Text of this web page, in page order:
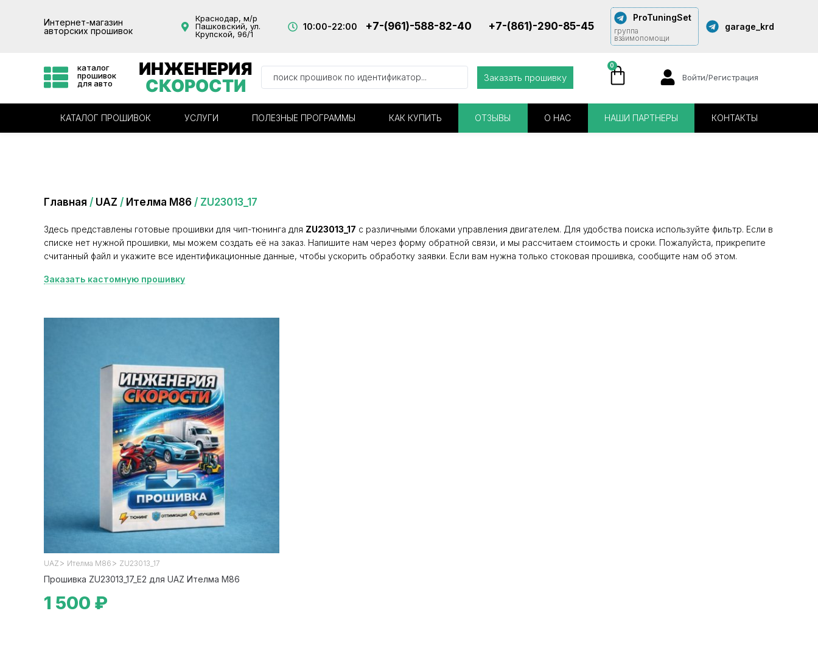
Интернет-магазин
авторских прошивок
Краснодар, м/р
Пашковский, ул.
Крупской, 96/1
10:00-22:00 +7-(961)-588-82-40 +7-(861)-290-85-45
ProTuningSet
группа
взаимопомощи
garage_krd
каталог
прошивок
для авто
ИНЖЕНЕРИЯ
СКОРОСТИ
Заказать прошивку
0
Войти/Регистрация
КАТАЛОГ ПРОШИВОК УСЛУГИ ПОЛЕЗНЫЕ ПРОГРАММЫ КАК КУПИТЬ ОТЗЫВЫ О НАС НАШИ ПАРТНЕРЫ КОНТАКТЫ
Главная / UAZ / Ителма М86 / ZU23013_17
Здесь представлены готовые прошивки для чип-тюнинга для ZU23013_17 с различными блоками управления двигателем. Для удобства поиска используйте фильтр. Если в
списке нет нужной прошивки, мы можем создать её на заказ. Напишите нам через форму обратной связи, и мы рассчитаем стоимость и сроки. Пожалуйста, прикрепите
считанный файл и укажите все идентификационные данные, чтобы ускорить обработку заявки. Если вам нужна только стоковая прошивка, сообщите нам об этом.
Заказать кастомную прошивку
UAZ > Ителма М86 > ZU23013_17
Прошивка ZU23013_17_E2 для UAZ Ителма М86
1 500 ₽